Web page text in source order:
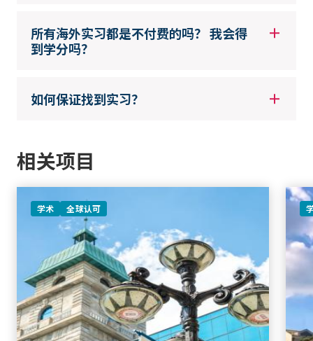
所有海外实习都是不付费的吗？ 我会得
到学分吗？
如何保证找到实习？
相关项目
学术 全球认可